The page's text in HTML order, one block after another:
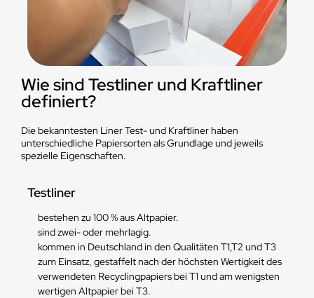
Wie sind Testliner und Kraftliner
definiert?
Die bekanntesten Liner Test- und Kraftliner haben
unterschiedliche Papiersorten als Grundlage und jeweils
spezielle Eigenschaften.
Testliner
bestehen zu 100 % aus Altpapier.
sind zwei- oder mehrlagig.
kommen in Deutschland in den Qualitäten T1,T2 und T3
zum Einsatz, gestaffelt nach der höchsten Wertigkeit des
verwendeten Recyclingpapiers bei T1 und am wenigsten
wertigen Altpapier bei T3.